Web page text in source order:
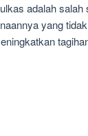
adalah
yang